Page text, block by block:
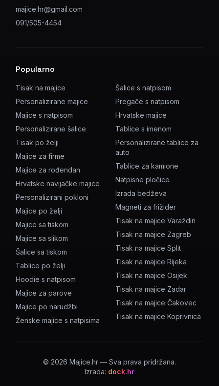
majice.hr@gmail.com
091/505-4454
Popularno
Tisak na majice
Personalizirane majice
Majice s natpisom
Personalizirane šalice
Tisak po želji
Majice za firme
Majice za rođendan
Hrvatske navijačke majice
Personalizirani pokloni
Majice po želji
Majice sa tiskom
Majice sa slikom
Šalice sa tiskom
Tablice po želji
Hoodie s natpisom
Majice za parove
Majice po narudžbi
Ženske majice s natpisima
Šalice s natpisom
Pregače s natpisom
Hrvatske majice
Tablice s imenom
Personalizirane tablice za
auto
Tablice za kamione
Natpisne pločice
Izrada bedževa
Magneti za frižider
Tisak na majice Varaždin
Tisak na majice Zagreb
Tisak na majice Split
Tisak na majice Rijeka
Tisak na majice Osijek
Tisak na majice Zadar
Tisak na majice Čakovec
Tisak na majice Koprivnica
© 2026 Majice.hr — Sva prava pridržana.
Izrada: dock.hr